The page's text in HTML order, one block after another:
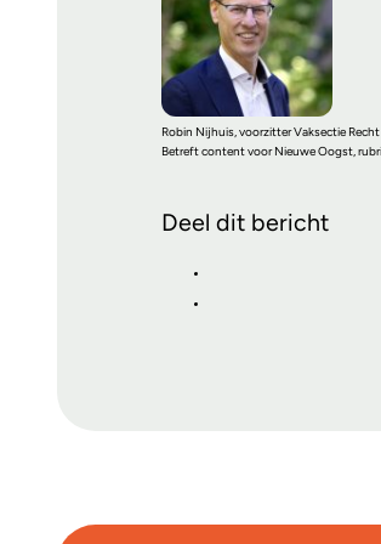
Robin Nijhuis, voorzitter Vaksectie
Betreft content voor Nieuwe Oogst,
Deel dit bericht